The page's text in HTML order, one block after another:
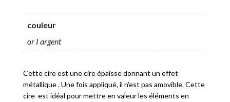
couleur
or I argent
Cette cire est une cire épaisse donnant un effet
métallique . Une fois appliqué, il n’est pas amovible. Cette
cire est idéal pour mettre en valeur les éléments en